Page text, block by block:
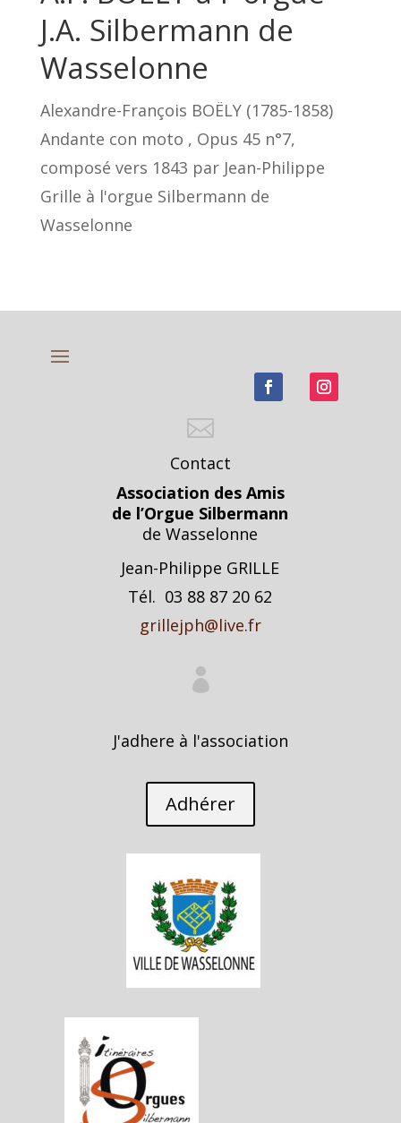
J.A. Silbermann de
Wasselonne
Alexandre-François BOËLY (1785-1858)
Andante con moto , Opus 45 n°7,
composé vers 1843 par Jean-Philippe
Grille à l'orgue Silbermann de
Wasselonne

Contact
Association des Amis
de l’Orgue Silbermann
de Wasselonne
Jean-Philippe GRILLE
Tél. 03 88 87 20 62
grillejph@live.fr

J'adhere à l'association
Adhérer